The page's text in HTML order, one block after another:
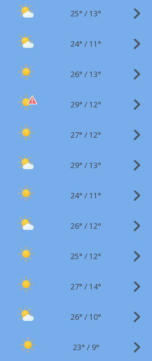
25° / 13°
24° / 11°
26° / 13°
29° / 12°
27° / 12°
29° / 13°
24° / 11°
26° / 12°
25° / 12°
27° / 14°
26° / 10°
23° / 9°